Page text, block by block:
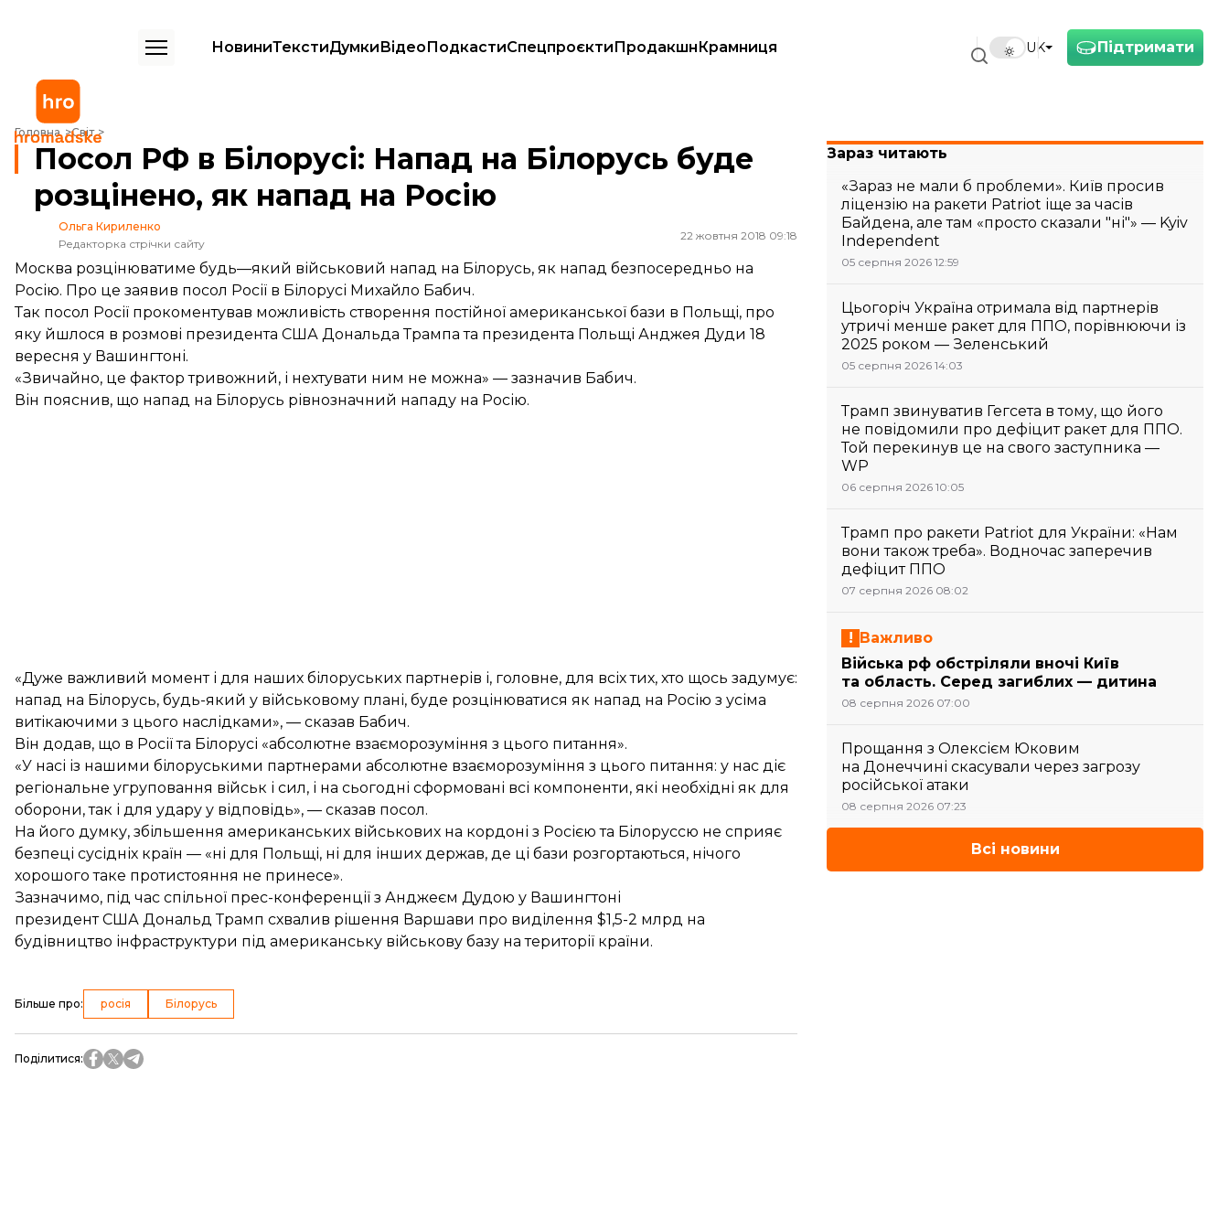
Підтримати
UK
НовиниТекстиДумкиВідеоПодкастиСпецпроєктиПродакшнКрамниця
Головна Світ
Посол РФ в Білорусі: Напад на Білорусь буде розцінено, як напад на Росію
Посол РФ в Білорусі: Напад на Білорусь буде
розцінено, як напад на Росію
Ольга Кириленко
Редакторка стрічки сайту
22 жовтня 2018 09:18
Москва розцінюватиме будь—який військовий напад на Білорусь, як напад безпосередньо на
Росію. Про це заявив посол Росії в Білорусі Михайло Бабич.
Так посол Росії прокоментував можливість створення постійної американської бази в Польщі, про
яку йшлося в розмові президента США Дональда Трампа та президента Польщі Анджея Дуди 18
вересня у Вашингтоні.
«Звичайно, це фактор тривожний, і нехтувати ним не можна» — зазначив Бабич.
Він пояснив, що напад на Білорусь рівнозначний нападу на Росію.
«Дуже важливий момент і для наших білоруських партнерів і, головне, для всіх тих, хто щось задумує:
напад на Білорусь, будь-який у військовому плані, буде розцінюватися як напад на Росію з усіма
витікаючими з цього наслідками», — сказав Бабич.
Він додав, що в Росії та Білорусі «абсолютне взаєморозуміння з цього питання».
«У насі із нашими білоруськими партнерами абсолютне взаєморозуміння з цього питання: у нас діє
регіональне угруповання військ і сил, і на сьогодні сформовані всі компоненти, які необхідні як для
оборони, так і для удару у відповідь», — сказав посол.
На його думку, збільшення американських військових на кордоні з Росією та Білоруссю не сприяє
безпеці сусідніх країн — «ні для Польщі, ні для інших держав, де ці бази розгортаються, нічого
хорошого таке протистояння не принесе».
Зазначимо, під час спільної прес-конференції з Анджеєм Дудою у Вашингтоні
президент США Дональд Трамп схвалив рішення Варшави про виділення $1,5-2 млрд на
будівництво інфраструктури під американську військову базу на території країни.
Більше про: росія Білорусь
Поділитися:
Зараз читають
«Зараз не мали б проблеми». Київ просив
ліцензію на ракети Patriot іще за часів
Байдена, але там «просто сказали "ні"» — Kyiv
Independent
05 серпня 2026 12:59
Цьогоріч Україна отримала від партнерів
утричі менше ракет для ППО, порівнюючи із
2025 роком — Зеленський
05 серпня 2026 14:03
Трамп звинуватив Гегсета в тому, що його
не повідомили про дефіцит ракет для ППО.
Той перекинув це на свого заступника —
WP
06 серпня 2026 10:05
Трамп про ракети Patriot для України: «Нам
вони також треба». Водночас заперечив
дефіцит ППО
07 серпня 2026 08:02
Важливо
Війська рф обстріляли вночі Київ
та область. Серед загиблих — дитина
08 серпня 2026 07:00
Прощання з Олексієм Юковим
на Донеччині скасували через загрозу
російської атаки
08 серпня 2026 07:23
Всі новини